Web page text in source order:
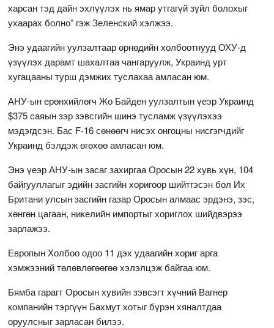
харсан тэд дайн эхлүүлэх нь ямар утгагүй зүйл болохыг
ухаарах болно” гэж Зеленский хэлжээ.
Энэ удаагийн уулзалтаар өрнөдийн холбоотнууд ОХУ-д
үзүүлэх дарамт шахалтаа чангаруулж, Украинд урт
хугацааны турш дэмжих туслахаа амласан юм.
АНУ-ын ерөнхийлөгч Жо Байден уулзалтын үеэр Украинд
$375 саяын зэр зэвсгийн шинэ тусламж үзүүлэхээ
мэдэгдсэн. Бас F-16 сөнөөгч нисэх онгоцны нисгэгчдийг
Украинд бэлдэж өгөхөө амласан юм.
Энэ үеэр АНУ-ын засаг захиргаа Оросын 22 хувь хүн, 104
байгууллагыг эдийн засгийн хоригоор шийтгэсэн бол Их
Британи улсын засгийн газар Оросын алмаас эрдэнэ, зэс,
хөнгөн цагаан, никелийн импортыг хориглох шийдвэрээ
зарлажээ.
Европын Холбоо одоо 11 дэх удаагийн хориг арга
хэмжээний төлөвлөгөөгөө хэлэлцэж байгаа юм.
Бямба гарагт Оросын хувийн зэвсэгт хүчний Вагнер
компанийн тэргүүн Бахмут хотыг бүрэн хяналтдаа
оруулсныг зарласан билээ.